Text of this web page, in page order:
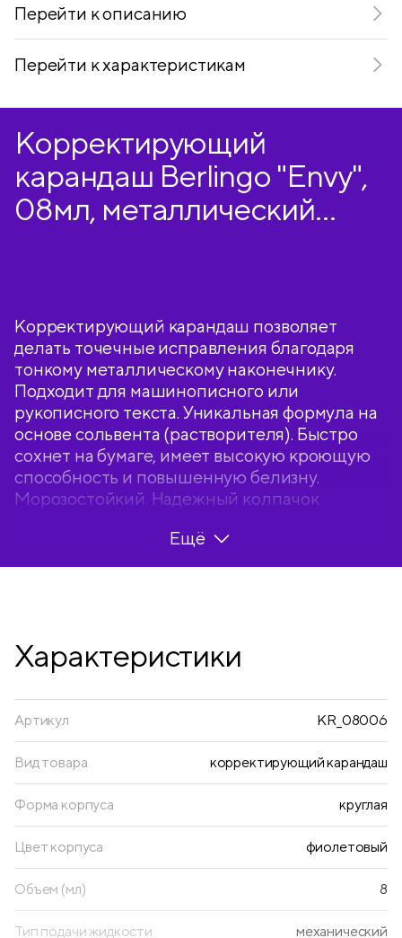
Перейти к описанию
Перейти к характеристикам
Корректирующий
карандаш Berlingo "Envy",
08мл, металлический
Корректирующий карандаш позволяет
делать точечные исправления благодаря
тонкому металлическому наконечнику.
Подходит для машинописного или
рукописного текста. Уникальная формула на
основе сольвента (растворителя). Быстро
сохнет на бумаге, имеет высокую кроющую
способность и повышенную белизну.
Морозостойкий. Надежный колпачок
находится специальный металлический
шарик для перемешивания
Ещё
Характеристики
Артикул KR_08006
Вид товара корректирующий карандаш
Форма корпуса круглая
Цвет корпуса фиолетовый
Объем (мл) 8
Тип подачи жидкости механический